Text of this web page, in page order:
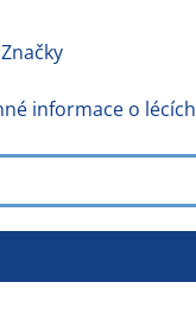
Značky
informace o lécích